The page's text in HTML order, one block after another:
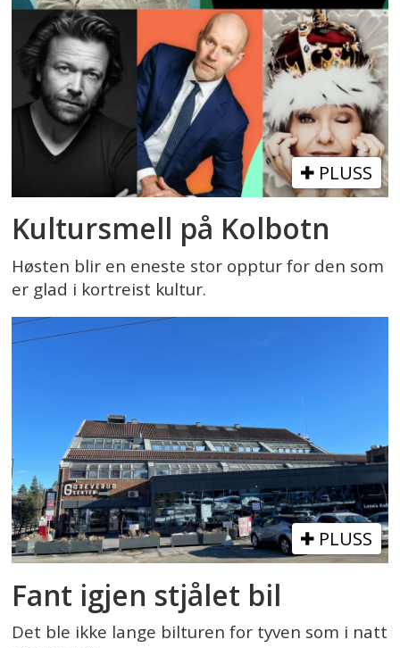
PLUSS
Kultursmell på Kolbotn
Høsten blir en eneste stor opptur for den som
er glad i kortreist kultur.
PLUSS
Fant igjen stjålet bil
Det ble ikke lange bilturen for tyven som i natt